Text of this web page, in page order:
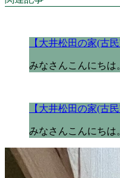
【大井松田の家(
みなさんこんにち
【大井松田の家(古
みなさんこんにち